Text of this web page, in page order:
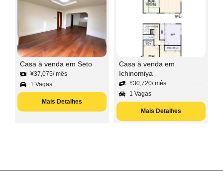
Casa à venda em Seto
¥37,075/ mês
1 Vagas
Mais Detalhes
Casa à venda em
Ichinomiya
¥30,720/ mês
1 Vagas
Mais Detalhes